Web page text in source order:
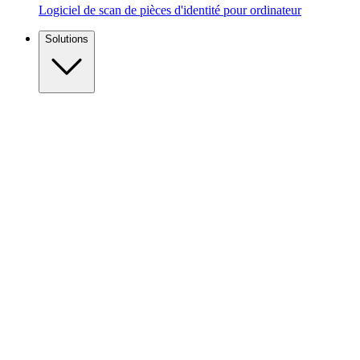
Logiciel de scan de pièces d'identité pour ordinateur
Solutions